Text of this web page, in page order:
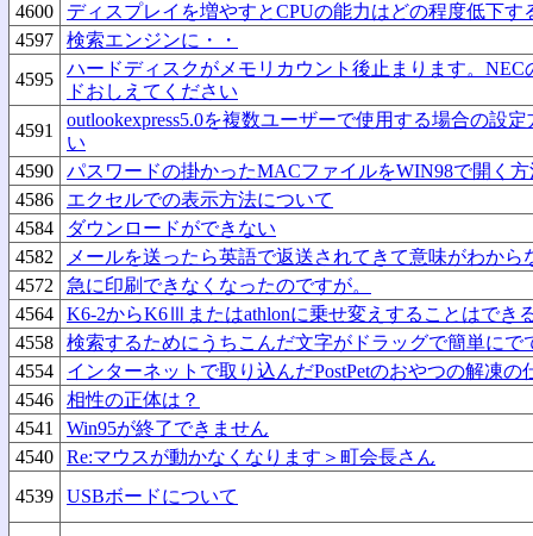
4600
ディスプレイを増やすとCPUの能力はどの程度低下す
4597
検索エンジンに・・
4595
ハードディスクがメモリカウント後止まります。NEC
ドおしえてください
4591
outlookexpress5.0を複数ユーザーで使用する場合の設
い
4590
パスワードの掛かったMACファイルをWIN98で開く
4586
エクセルでの表示方法について
4584
ダウンロードができない
4582
メールを送ったら英語で返送されてきて意味がわから
4572
急に印刷できなくなったのですが。
4564
K6-2からK6Ⅲまたはathlonに乗せ変えすることはでき
4558
検索するためにうちこんだ文字がドラッグで簡単にで
4554
インターネットで取り込んだPostPetのおやつの解凍の
4546
相性の正体は？
4541
Win95が終了できません
4540
Re:マウスが動かなくなります＞町会長さん
4539
USBボードについて